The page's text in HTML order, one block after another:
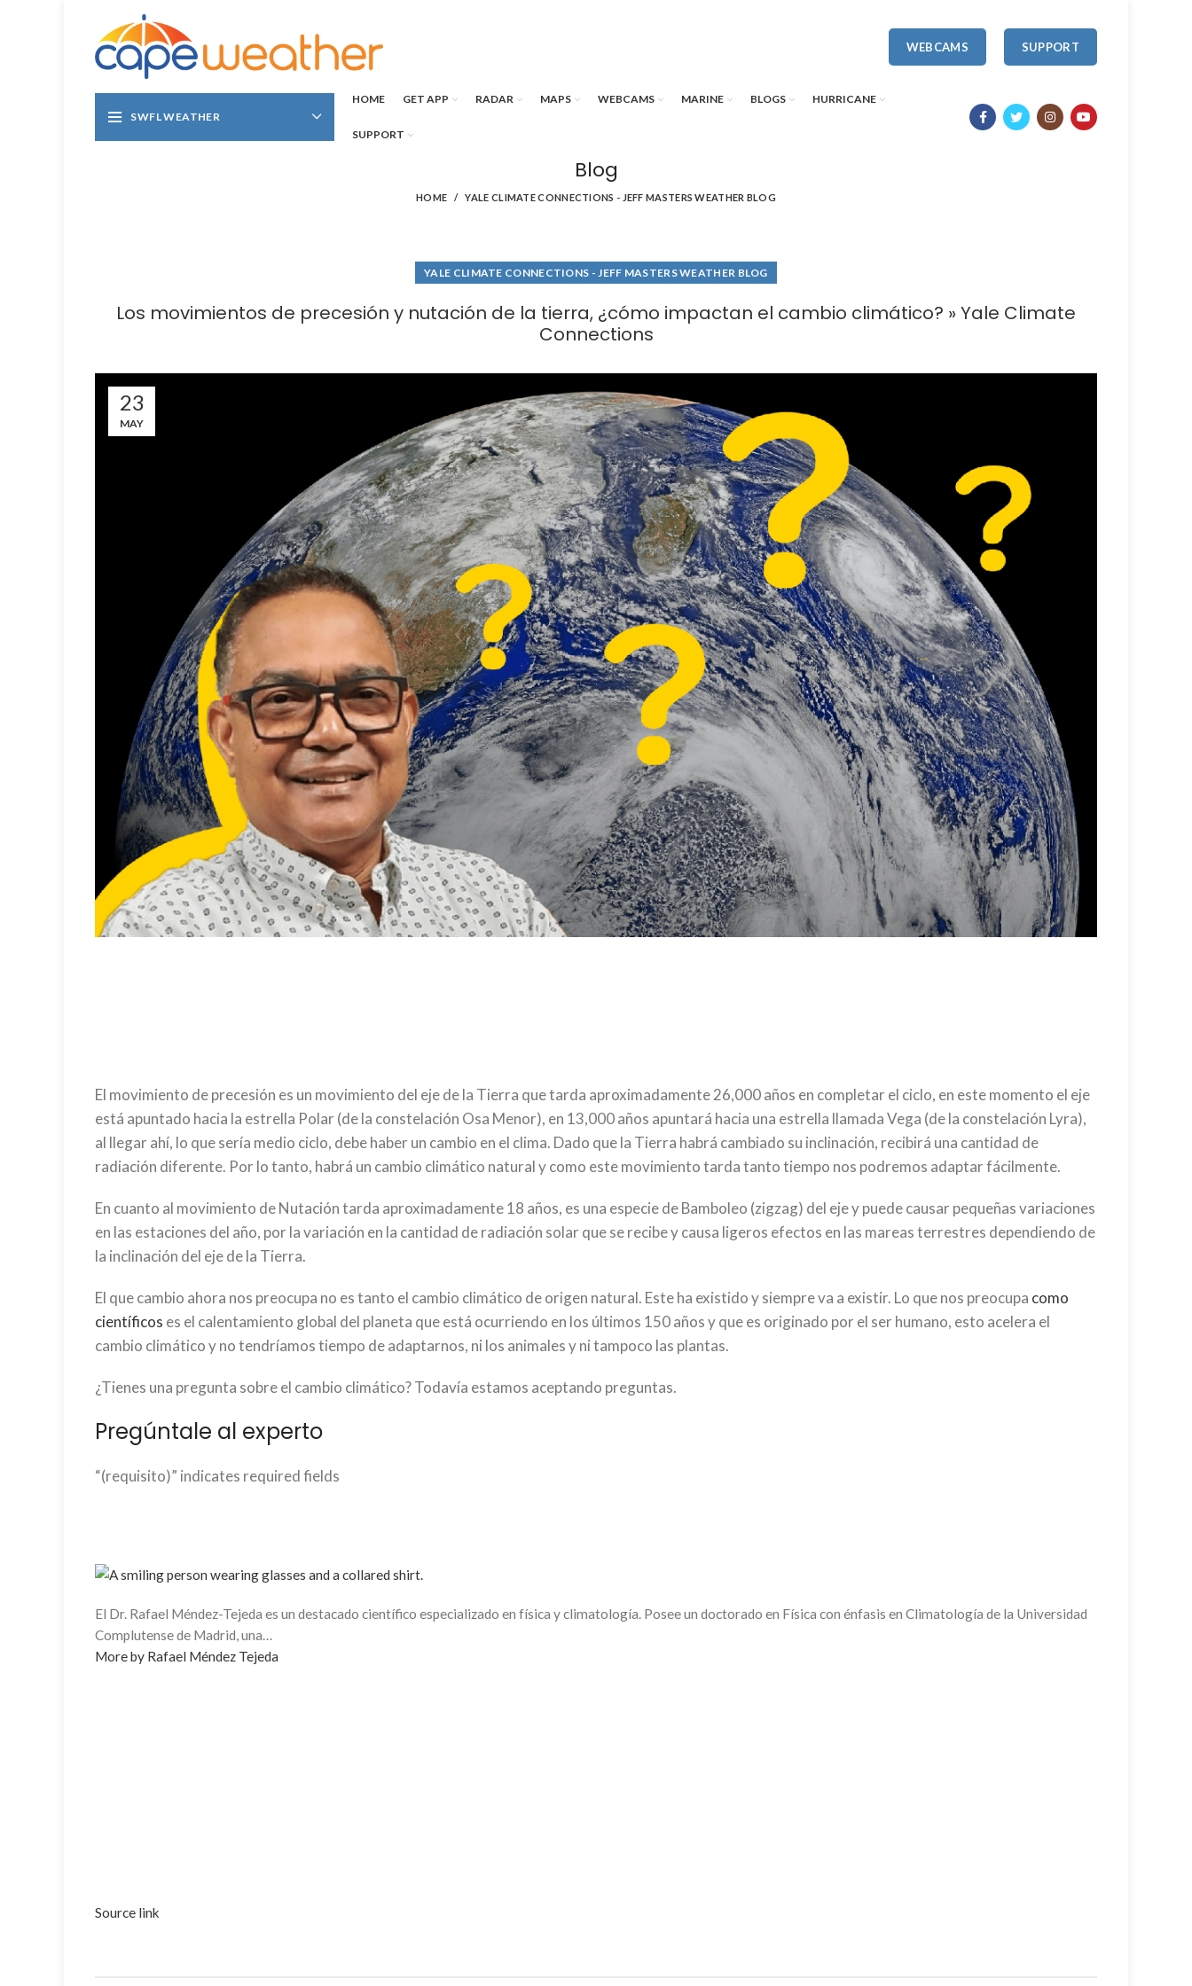
WEBCAMS SUPPORT
SWFL WEATHER
HOME GET APP RADAR MAPS WEBCAMS MARINE BLOGS HURRICANE
SUPPORT
Blog
HOME YALE CLIMATE CONNECTIONS - JEFF MASTERS WEATHER BLOG
YALE CLIMATE CONNECTIONS - JEFF MASTERS WEATHER BLOG
Los movimientos de precesión y nutación de la tierra, ¿cómo impactan el cambio climático? » Yale Climate
Connections
23
MAY
El movimiento de precesión es un movimiento del eje de la Tierra que tarda aproximadamente 26,000 años en completar el ciclo, en este momento el eje
está apuntado hacia la estrella Polar (de la constelación Osa Menor), en 13,000 años apuntará hacia una estrella llamada Vega (de la constelación Lyra),
al llegar ahí, lo que sería medio ciclo, debe haber un cambio en el clima. Dado que la Tierra habrá cambiado su inclinación, recibirá una cantidad de
radiación diferente. Por lo tanto, habrá un cambio climático natural y como este movimiento tarda tanto tiempo nos podremos adaptar fácilmente.
En cuanto al movimiento de Nutación tarda aproximadamente 18 años, es una especie de Bamboleo (zigzag) del eje y puede causar pequeñas variaciones
en las estaciones del año, por la variación en la cantidad de radiación solar que se recibe y causa ligeros efectos en las mareas terrestres dependiendo de
la inclinación del eje de la Tierra.
El que cambio ahora nos preocupa no es tanto el cambio climático de origen natural. Este ha existido y siempre va a existir. Lo que nos preocupa como
científicos es el calentamiento global del planeta que está ocurriendo en los últimos 150 años y que es originado por el ser humano, esto acelera el
cambio climático y no tendríamos tiempo de adaptarnos, ni los animales y ni tampoco las plantas.
¿Tienes una pregunta sobre el cambio climático? Todavía estamos aceptando preguntas.
Pregúntale al experto
“(requisito)” indicates required fields
El Dr. Rafael Méndez-Tejeda es un destacado científico especializado en física y climatología. Posee un doctorado en Física con énfasis en Climatología de la Universidad
Complutense de Madrid, una…
More by Rafael Méndez Tejeda
Source link